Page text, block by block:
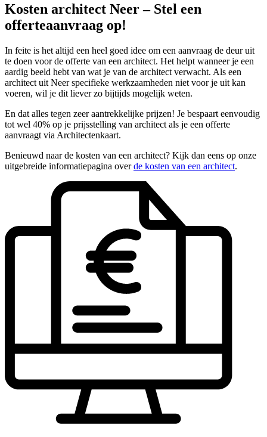
Kosten architect Neer – Stel een
offerteaanvraag op!
In feite is het altijd een heel goed idee om een aanvraag de deur uit
te doen voor de offerte van een architect. Het helpt wanneer je een
aardig beeld hebt van wat je van de architect verwacht. Als een
architect uit Neer specifieke werkzaamheden niet voor je uit kan
voeren, wil je dit liever zo bijtijds mogelijk weten.
En dat alles tegen zeer aantrekkelijke prijzen! Je bespaart eenvoudig
tot wel 40% op je prijsstelling van architect als je een offerte
aanvraagt via Architectenkaart.
Benieuwd naar de kosten van een architect? Kijk dan eens op onze
uitgebreide informatiepagina overde kosten van een architect.